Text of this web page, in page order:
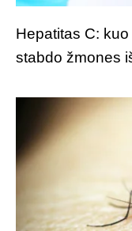
Hepatitas C:
stabdo žmones